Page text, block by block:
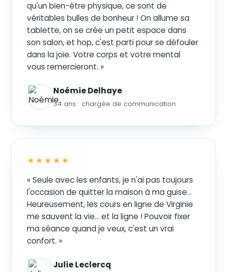
qu'un bien-être physique, ce sont de
véritables bulles de bonheur ! On allume sa
tablette, on se crée un petit espace dans
son salon, et hop, c'est parti pour se défouler
dans la joie. Votre corps et votre mental
vous remercieront. »
Noémie Delhaye
34 ans · chargée de communication
★★★★★
« Seule avec les enfants, je n'ai pas toujours
l'occasion de quitter la maison à ma guise…
Heureusement, les cours en ligne de Virginie
me sauvent la vie… et la ligne ! Pouvoir fixer
ma séance quand je veux, c'est un vrai
confort. »
Julie Leclercq